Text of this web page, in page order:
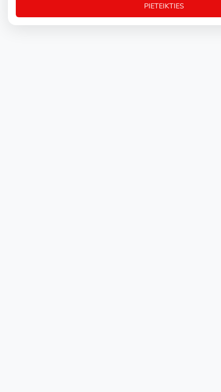
PIETEIKTIES